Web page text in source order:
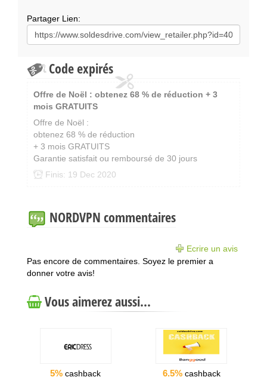
Partager Lien:
Code expirés
Offre de Noël : obtenez 68 % de réduction + 3
mois GRATUITS
Offre de Noël :
obtenez 68 % de réduction
+ 3 mois GRATUITS
Garantie satisfait ou remboursé de 30 jours
Finis: 19 Dec 2020
NORDVPN commentaires
Ecrire un avis
Pas encore de commentaires. Soyez le premier a
donner votre avis!
Vous aimerez aussi...
5% cashback 6.5%cashback